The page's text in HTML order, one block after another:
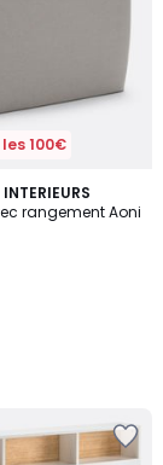
100€
rangement Aoni